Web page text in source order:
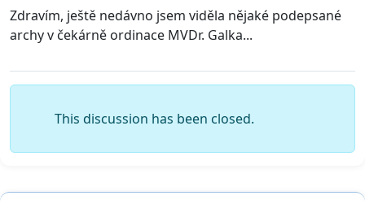
Zdravím, ještě nedávno jsem viděla nějaké podepsané
archy v čekárně ordinace MVDr. Galka...
This discussion has been closed.